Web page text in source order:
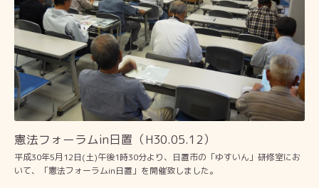
憲法フォーラムin日置（H30.05.12）
平成30年5月12日(土)午後1時30分より、日置市の「ゆすいん」研修室にお
いて、「憲法フォーラムin日置」を開催致しました。